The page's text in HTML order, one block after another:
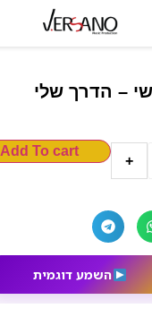
– הדרך שלי
+
Add To cart
השמע דוגמית